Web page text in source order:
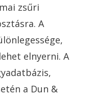
zsűri
A
elnyerni. A
a Dun &